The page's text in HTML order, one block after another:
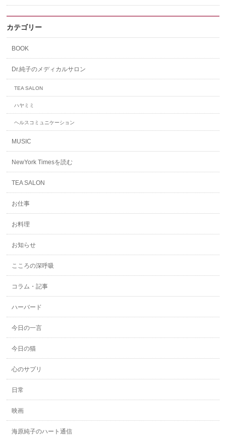
カテゴリー
BOOK
Dr.純子のメディカルサロン
TEA SALON
ハヤミミ
ヘルスコミュニケーション
MUSIC
NewYork Timesを読む
TEA SALON
お仕事
お料理
お知らせ
こころの深呼吸
コラム・記事
ハーバード
今日の一言
今日の猫
心のサプリ
日常
映画
海原純子のハート通信